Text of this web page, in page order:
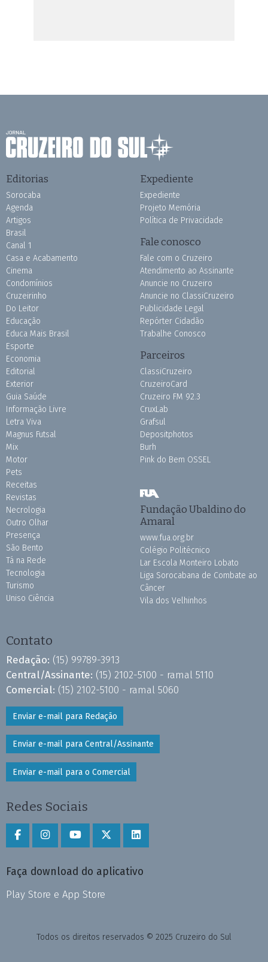
Editorias
Sorocaba
Agenda
Artigos
Brasil
Canal 1
Casa e Acabamento
Cinema
Condomínios
Cruzeirinho
Do Leitor
Educação
Educa Mais Brasil
Esporte
Economia
Editorial
Exterior
Guia Saúde
Informação Livre
Letra Viva
Magnus Futsal
Mix
Motor
Pets
Receitas
Revistas
Necrologia
Outro Olhar
Presença
São Bento
Tá na Rede
Tecnologia
Turismo
Uniso Ciência
Expediente
Expediente
Projeto Memória
Política de Privacidade
Fale conosco
Fale com o Cruzeiro
Atendimento ao Assinante
Anuncie no Cruzeiro
Anuncie no ClassiCruzeiro
Publicidade Legal
Repórter Cidadão
Trabalhe Conosco
Parceiros
ClassiCruzeiro
CruzeiroCard
Cruzeiro FM 92.3
CruxLab
Grafsul
Depositphotos
Burh
Pink do Bem OSSEL
Fundação Ubaldino do
Amaral
www.fua.org.br
Colégio Politécnico
Lar Escola Monteiro Lobato
Liga Sorocabana de Combate ao
Câncer
Vila dos Velhinhos
Contato
Redação: (15) 99789-3913
Central/Assinante: (15) 2102-5100 - ramal 5110
Comercial: (15) 2102-5100 - ramal 5060
Enviar e-mail para Redação
Enviar e-mail para Central/Assinante
Enviar e-mail para o Comercial
Redes Sociais
Faça download do aplicativo
Play Store e App Store
Todos os direitos reservados © 2025 Cruzeiro do Sul